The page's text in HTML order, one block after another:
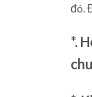
đó.
*.